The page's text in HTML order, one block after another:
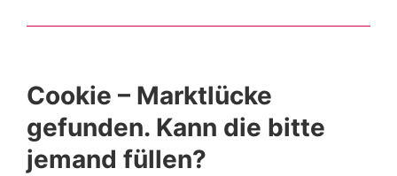
Cookie – Marktlücke
gefunden. Kann die bitte
jemand füllen?